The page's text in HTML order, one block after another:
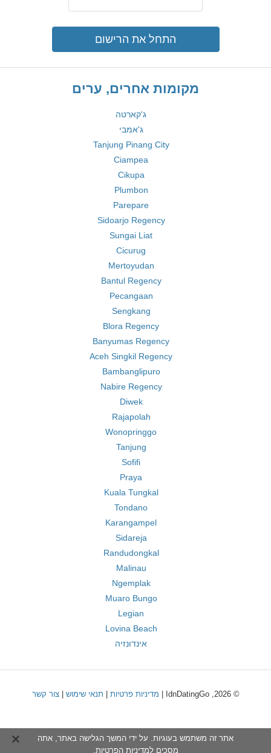
התחל את הרישום
מקומות אחרים, ערים
ג'קארטה
ג'אמבי
Tanjung Pinang City
Ciampea
Cikupa
Plumbon
Parepare
Sidoarjo Regency
Sungai Liat
Cicurug
Mertoyudan
Bantul Regency
Pecangaan
Sengkang
Blora Regency
Banyumas Regency
Aceh Singkil Regency
Bambanglipuro
Nabire Regency
Diwek
Rajapolah
Wonopringgo
Tanjung
Sofifi
Praya
Kuala Tungkal
Tondano
Karangampel
Sidareja
Randudongkal
Malinau
Ngemplak
Muaro Bungo
Legian
Lovina Beach
אינדונזיה
© 2026, IdnDatingGo | מדיניות פרטיות תנאי שימוש |צור קשר
אתר זה משתמש בעוגיות. על ידי המשך הגלישה באתר, אתה
מסכים למדיניות הפרטיות.